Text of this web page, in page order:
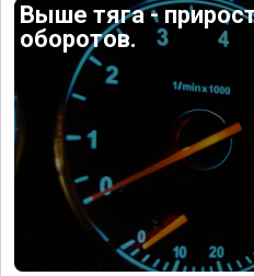
Выше тяга -
оборотов.